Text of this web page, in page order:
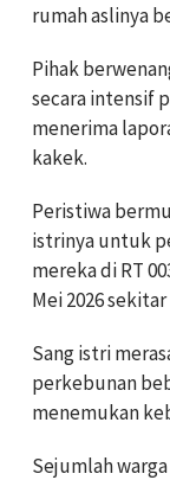
rumah aslinya
Pihak
secara intensif
menerima
kakek.
Peristiwa
istrinya untuk
mereka di RT
Mei 2026
Sang istri
perkebunan
menemukan
Sejumlah